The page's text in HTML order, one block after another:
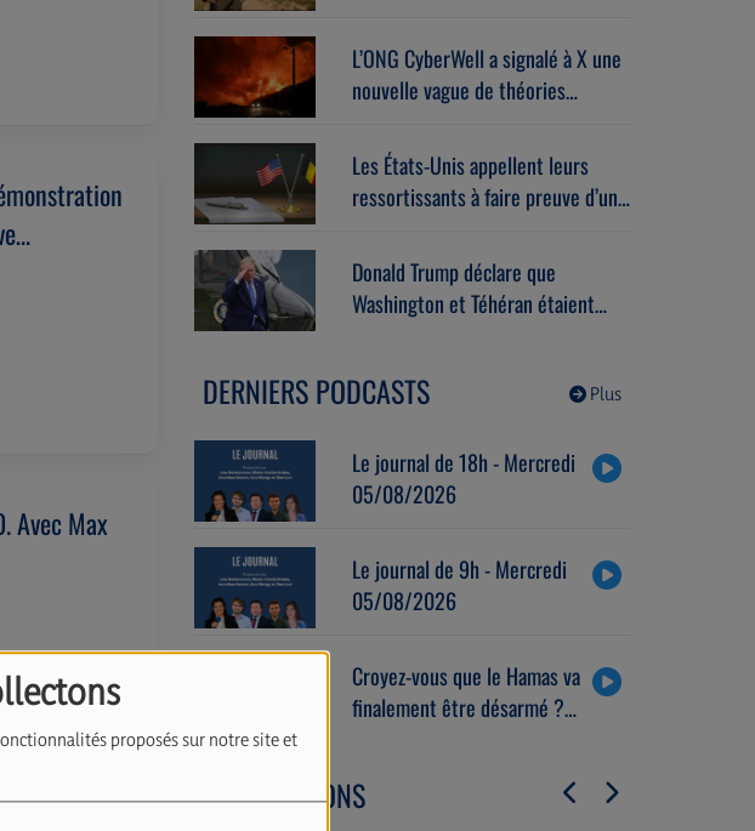
proposés sur notre site et
Avec Max
l’armée.
L’ONG CyberWell a signalé à X une
nouvelle vague de théories
Les États-Unis appellent leurs
ressortissants à faire preuve d’une
Belgique.
Donald Trump déclare que
Washington et Téhéran étaient
Plus
DERNIERS PODCASTS
Le journal de 18h - Mercredi
05/08/2026
Le journal de 9h - Mercredi
05/08/2026
Croyez-vous que le Hamas va
finalement être désarmé ?
LES ÉMISSIONS